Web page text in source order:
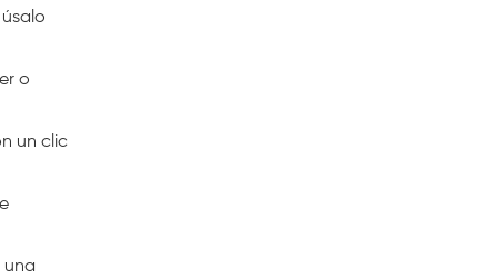
o
un clic
una